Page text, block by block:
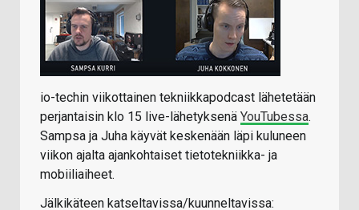
io-techin viikottainen tekniikkapodcast lähetetään
perjantaisin klo 15 live-lähetyksenä YouTubessa.
Sampsa ja Juha käyvät keskenään läpi kuluneen
viikon ajalta ajankohtaiset tietotekniikka- ja
mobiiliaiheet.
Jälkikäteen katseltavissa/kuunneltavissa: